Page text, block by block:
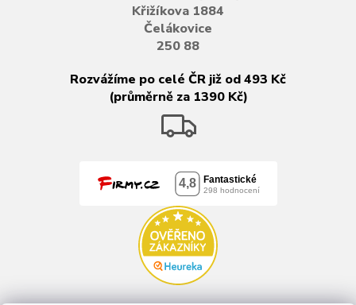
Křižíkova 1884
Čelákovice
250 88
Rozvážíme po celé ČR již od 493 Kč
(průměrně za 1390 Kč)